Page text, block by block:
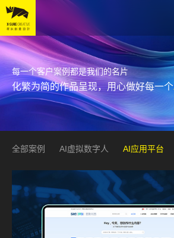
每一个客户案例都是我们的名片
化繁为简的作品呈现，用心做好每一个
全部案例 AI虚拟数字人 AI应用平台